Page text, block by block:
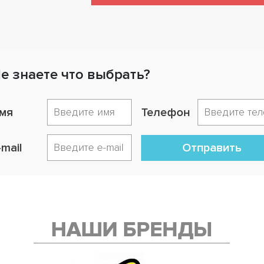
знаете что выбрать?
Телефон
Отправить
НАШИ БРЕНДЫ